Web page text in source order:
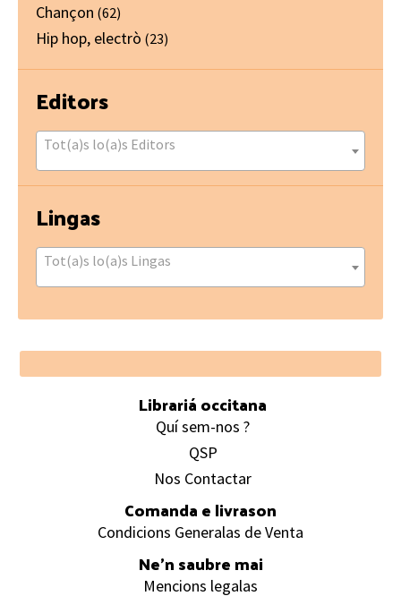
Chançon (62)
Hip hop, electrò (23)
Editors
Tot(a)s lo(a)s Editors
Lingas
Tot(a)s lo(a)s Lingas
Footer
Librariá occitana
Quí sem-nos ?
QSP
Nos Contactar
Comanda e livrason
Condicions Generalas de Venta
Ne’n saubre mai
Mencions legalas